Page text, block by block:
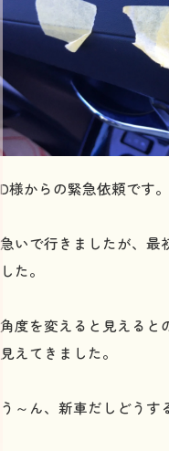
D様からの緊急依頼です。
急いで行きましたが、最
した。
角度を変えると見えると
見えてきました。
う～ん、新車だしどうす